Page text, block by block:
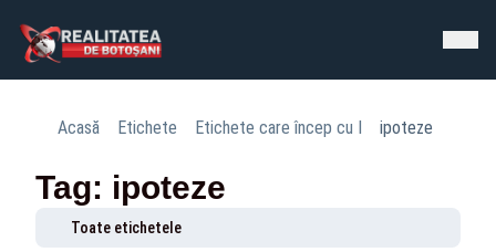
Acasă Etichete Etichete care încep cu I ipoteze
Tag: ipoteze
Toate etichetele